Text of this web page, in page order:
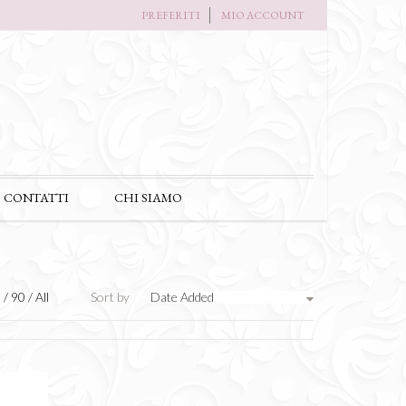
PREFERITI MIO ACCOUNT
CONTATTI CHI SIAMO
/ 90/All Sort by Date Added